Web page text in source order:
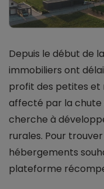
Depuis le début de
immobiliers ont
profit des petites et
affecté par la chute
cherche à
rurales. Pour
hébergements
plateforme